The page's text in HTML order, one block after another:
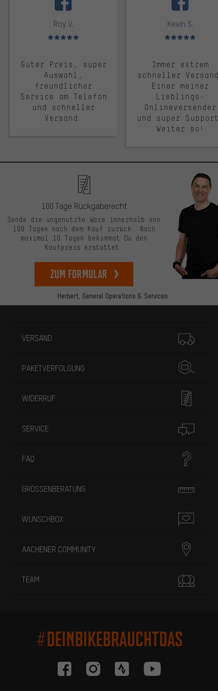
Roy V.
Bewertungen: 5 von 5
Guter Preis, super
Auswahl,
freundlicher
Service am Telefon
und schneller
Versand.
Kevin S.
Bewertungen: 5 von 5
Immer extrem
schneller
Einer meiner
Lieblings-
Onlineversender
und super
Weiter so!
Herbert, General Operations & Services
100 Tage Rückgaberecht
Sende die ungenutzte Ware innerhalb von
100 Tagen nach dem Kauf zurück. Nach
maximal 10 Tagen bekommst Du den
Kaufpreis erstattet.
zum Formular
VERSAND
PAKETVERFOLGUNG
WIDERRUF
SERVICE
FAQ
GRÖSSENBERATUNG
WUNSCHBOX
AACHENER COMMUNITY
TEAM
#DEINBIKEBRAUCHTDAS